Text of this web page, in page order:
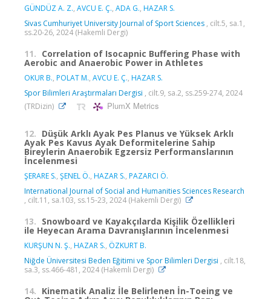
GÜNDÜZ A. Z., AVCU E. Ç., ADA G., HAZAR S.
Sivas Cumhuriyet University Journal of Sport Sciences , cilt.5, sa.1,
ss.20-26, 2024 (Hakemli Dergi)
11. Correlation of Isocapnic Buffering Phase with
Aerobic and Anaerobic Power in Athletes
OKUR B., POLAT M., AVCU E. Ç., HAZAR S.
Spor Bilimleri Araştırmaları Dergisi , cilt.9, sa.2, ss.259-274, 2024
(TRDizin)
PlumX Metrics
12. Düşük Arklı Ayak Pes Planus ve Yüksek Arklı
Ayak Pes Kavus Ayak Deformitelerine Sahip
Bireylerin Anaerobik Egzersiz Performanslarının
İncelenmesi
ŞERARE S., ŞENEL Ö., HAZAR S., PAZARCI Ö.
International Journal of Social and Humanities Sciences Research
, cilt.11, sa.103, ss.15-23, 2024 (Hakemli Dergi)
13. Snowboard ve Kayakçılarda Kişilik Özellikleri
ile Heyecan Arama Davranışlarının İncelenmesi
KURŞUN N. Ş., HAZAR S., ÖZKURT B.
Niğde Üniversitesi Beden Eğitimi ve Spor Bilimleri Dergisi , cilt.18,
sa.3, ss.466-481, 2024 (Hakemli Dergi)
14. Kinematik Analiz İle Belirlenen İn-Toeing ve